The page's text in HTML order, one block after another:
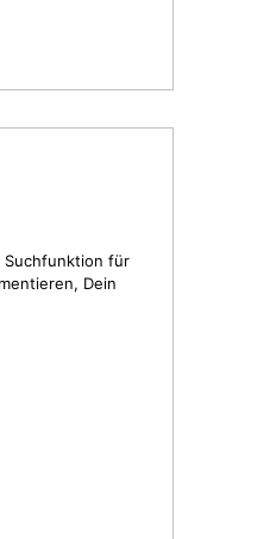
Suchfunktion für
Dein